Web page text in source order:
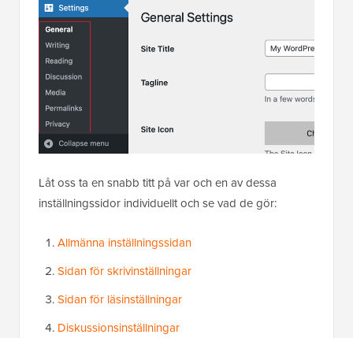
Låt oss ta en snabb titt på var och en av dessa
inställningssidor individuellt och se vad de gör:
Allmänna inställningssidan
Sidan för skrivinställningar
Sidan för läsinställningar
Diskussionsinställningar